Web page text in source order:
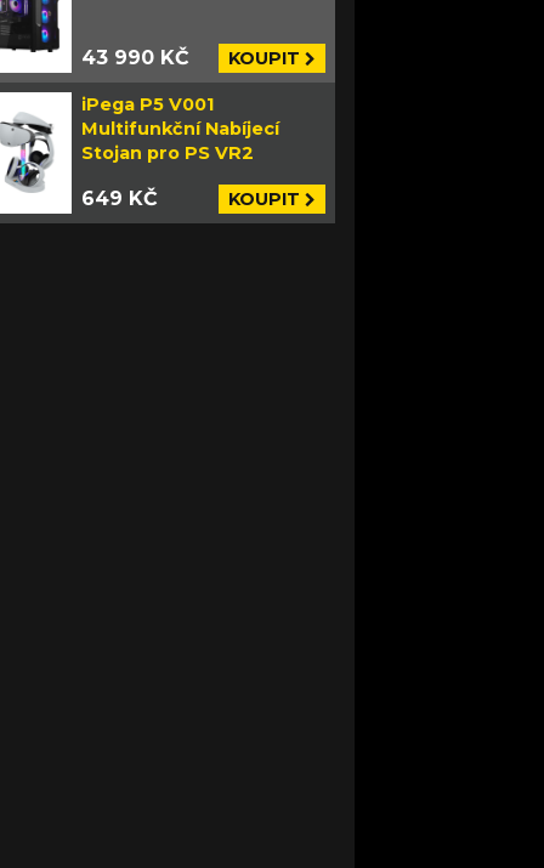
43 990 KČ KOUPIT
iPega P5 V001
Multifunkční Nabíjecí
Stojan pro PS VR2
649 KČ KOUPIT